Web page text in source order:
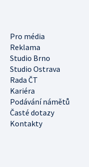
Pro média
Reklama
Studio Brno
Studio Ostrava
Rada ČT
Kariéra
Podávání námětů
Časté dotazy
Kontakty